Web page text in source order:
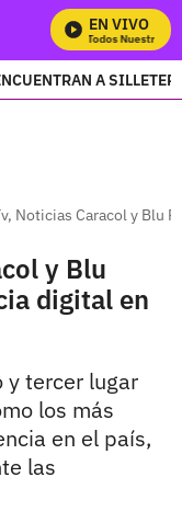
EN VIVO
Mira Todos Nuestros
A
Noticias Caracol y Blu
y Blu
digital en
y tercer lugar
los más
en el país,
las